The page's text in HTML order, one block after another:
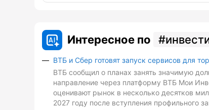
Интересное по
ВТБ и Сбер готовят запуск сервисов для
ВТБ сообщил о планах занять значимую
направление через платформу ВТБ Мои
оценивают рынок в несколько десятков
2027 году после вступления профильного